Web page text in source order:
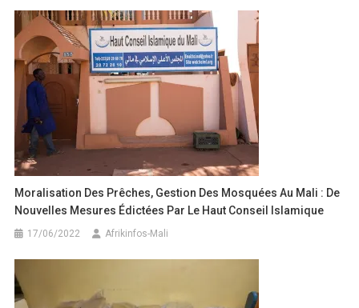
l’article
Moralisation Des Prêches, Gestion Des Mosquées Au Mali : De
Nouvelles Mesures Édictées Par Le Haut Conseil Islamique
17/06/2022 Afrikinfos-Mali